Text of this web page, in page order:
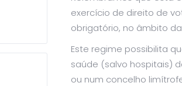
exercício de direito de
obrigatório, no âmbito
Este regime possibilita
saúde (salvo hospitais)
ou num concelho